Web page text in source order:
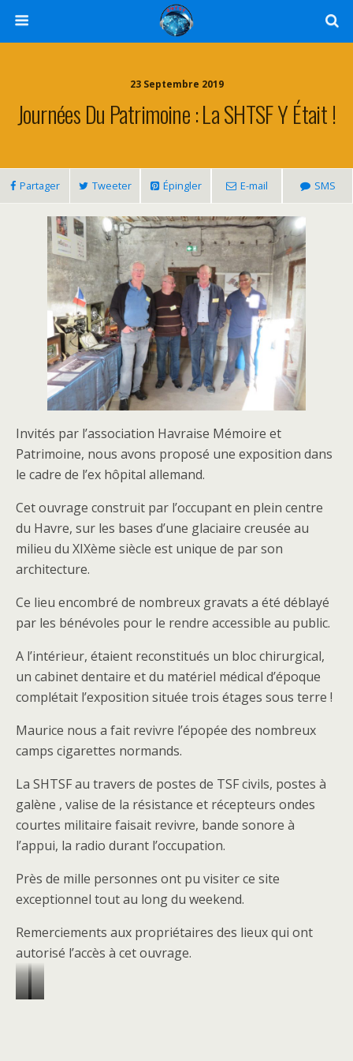
23 Septembre 2019
Journées Du Patrimoine : La SHTSF Y Était !
Partager Tweeter Épingler E-mail SMS
Invités par l’association Havraise Mémoire et
Patrimoine, nous avons proposé une exposition dans
le cadre de l’ex hôpital allemand.
Cet ouvrage construit par l’occupant en plein centre
du Havre, sur les bases d’une glaciaire creusée au
milieu du XIXème siècle est unique de par son
architecture.
Ce lieu encombré de nombreux gravats a été déblayé
par les bénévoles pour le rendre accessible au public.
A l’intérieur, étaient reconstitués un bloc chirurgical,
un cabinet dentaire et du matériel médical d’époque
complétait l’exposition située trois étages sous terre !
Maurice nous a fait revivre l’épopée des nombreux
camps cigarettes normands.
La SHTSF au travers de postes de TSF civils, postes à
galène , valise de la résistance et récepteurs ondes
courtes militaire faisait revivre, bande sonore à
l’appui, la radio durant l’occupation.
Près de mille personnes ont pu visiter ce site
exceptionnel tout au long du weekend.
Remerciements aux propriétaires des lieux qui ont
autorisé l’accès à cet ouvrage.
R V